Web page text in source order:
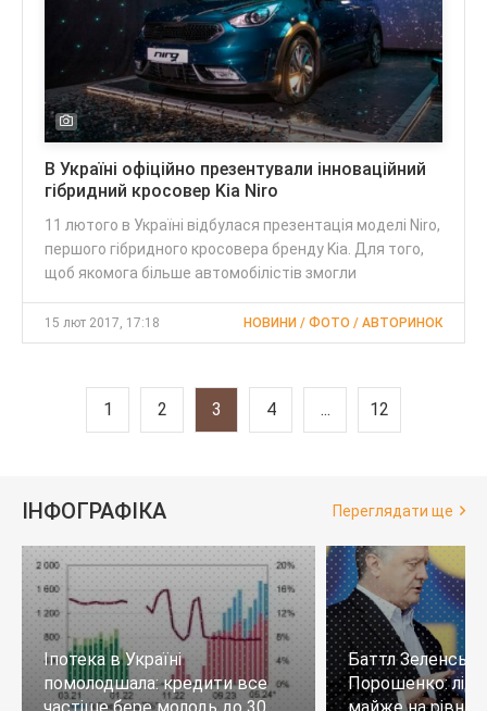
В Україні офіційно презентували інноваційний
гібридний кросовер Kia Niro
11 лютого в Україні відбулася презентація моделі Niro,
першого гібридного кросовера бренду Kia. Для того,
щоб якомога більше автомобілістів змогли
15 лют 2017, 17:18 НОВИНИ / ФОТО / АВТОРИНОК
1 2 3 4 ... 12
ІНФОГРАФІКА Переглядати ще
Іпотека в Україні
помолодшала: кредити все
Баттл
Порошенко: